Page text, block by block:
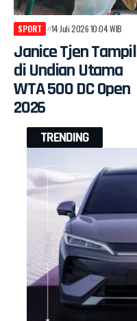
SPORT 14 Juli 2026 10:04 WIB
Janice Tjen Tampil
di Undian Utama
WTA 500 DC Open
2026
TRENDING